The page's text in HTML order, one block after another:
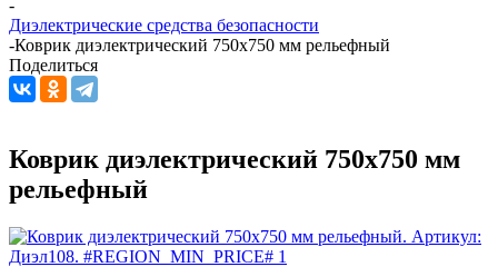
-
Диэлектрические средства безопасности
-Коврик диэлектрический 750х750 мм рельефный
Поделиться
Коврик диэлектрический 750х750 мм
рельефный